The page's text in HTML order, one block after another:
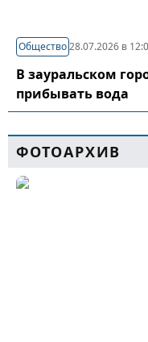
Общество28.07.2026 в
В зауральском
прибывать вода
ФОТОАРХИВ